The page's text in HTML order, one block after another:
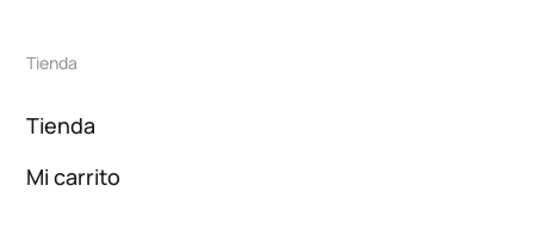
Tienda
Tienda
Mi carrito